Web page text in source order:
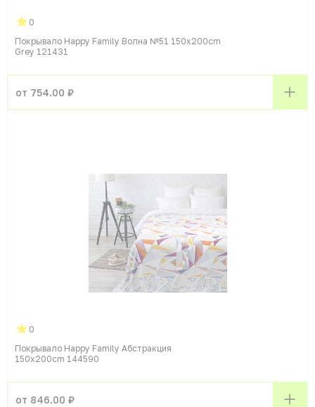
0
Покрывало Happy Family Волна №51 150x200cm
Grey 121431
от 754.00 ₽
0
Покрывало Happy Family Абстракция
150x200cm 144590
от 846.00 ₽